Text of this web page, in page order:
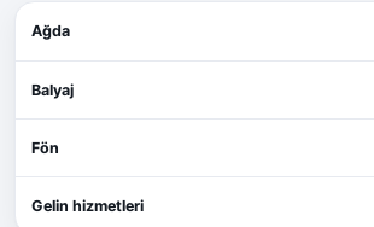
Ağda
Balyaj
Fön
Gelin hizmetleri